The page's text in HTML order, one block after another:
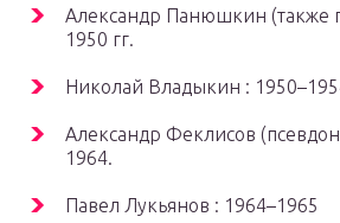
Александр Панюшкин (также
1950 гг.
Николай Владыкин :
Александр Феклисов
1964.
Павел Лукьянов : 1964–1965